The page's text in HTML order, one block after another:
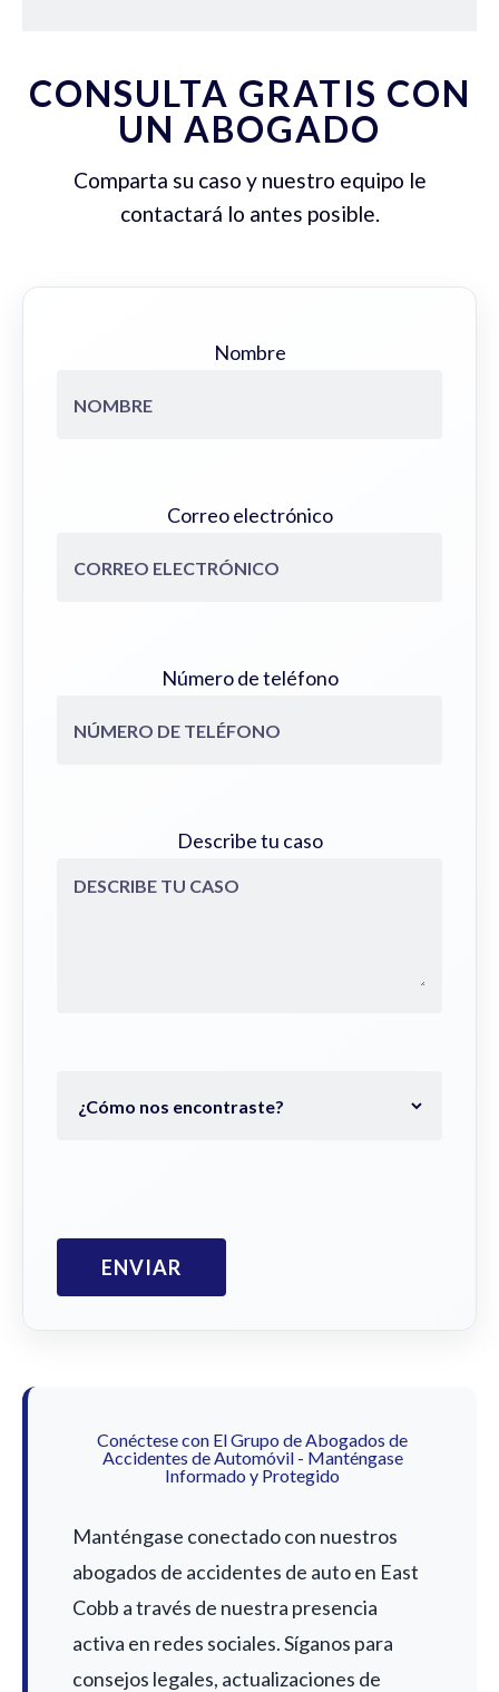
CONSULTA GRATIS CON
UN ABOGADO
Comparta su caso y nuestro equipo le
contactará lo antes posible.
Nombre
Correo electrónico
Número de teléfono
Describe tu caso
Conéctese con El Grupo de Abogados de
Accidentes de Automóvil - Manténgase
Informado y Protegido
Manténgase conectado con nuestros
abogados de accidentes de auto en East
Cobb a través de nuestra presencia
activa en redes sociales. Síganos para
consejos legales, actualizaciones de